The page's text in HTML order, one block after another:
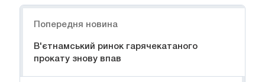
Попередня новина
В'єтнамський ринок гарячекатаного
прокату знову впав